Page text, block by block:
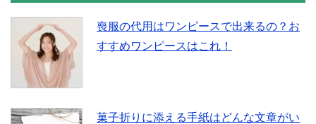
喪服の代用はワンピースで出来るの？お
すすめワンピースはこれ！
菓子折りに添える手紙はどんな文章がい